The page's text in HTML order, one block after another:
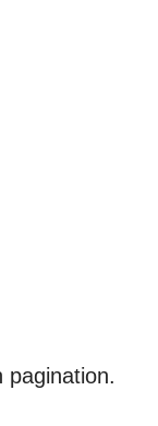
pagination.